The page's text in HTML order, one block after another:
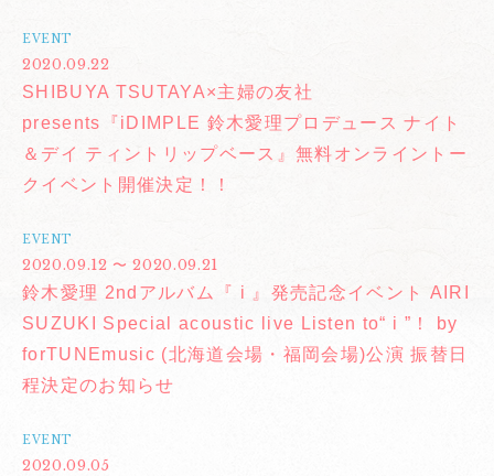
EVENT
2020.09.22
SHIBUYA TSUTAYA×主婦の友社
presents『iDIMPLE 鈴木愛理プロデュース ナイト
＆デイ ティントリップベース』無料オンライントー
クイベント開催決定！！
EVENT
2020.09.12 〜 2020.09.21
鈴木愛理 2ndアルバム『 i 』発売記念イベント AIRI
SUZUKI Special acoustic live Listen to“ i ”！ by
forTUNEmusic (北海道会場・福岡会場)公演 振替日
程決定のお知らせ
EVENT
2020.09.05